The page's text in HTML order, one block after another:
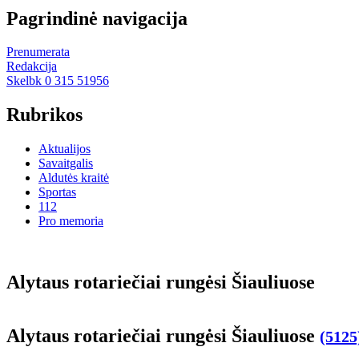
Pagrindinė navigacija
Prenumerata
Redakcija
Skelbk 0 315 51956
Rubrikos
Aktualijos
Savaitgalis
Aldutės kraitė
Sportas
112
Pro memoria
Aly­taus ro­ta­rie­čiai run­gė­si Šiau­liuo­se
Aly­taus ro­ta­rie­čiai run­gė­si Šiau­liuo­se